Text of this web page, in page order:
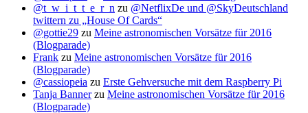
@t_w_i_t_t_e_r_n zu @NetflixDe und @SkyDeutschland
twittern zu „House Of Cards“
@gottie29 zu Meine astronomischen Vorsätze für 2016
(Blogparade)
Frank zu Meine astronomischen Vorsätze für 2016
(Blogparade)
@cassiopeia zu Erste Gehversuche mit dem Raspberry Pi
Tanja Bannerzu Meine astronomischen Vorsätze für 2016
(Blogparade)